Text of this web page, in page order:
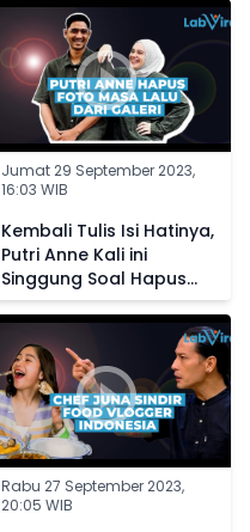
Jumat 29 September 2023,
16:03 WIB
Kembali Tulis Isi Hatinya,
Putri Anne Kali ini
Singgung Soal Hapus
Foto Masa Lalu dari
Galeri
Rabu 27 September 2023,
20:05 WIB